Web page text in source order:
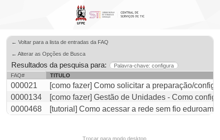
← Voltar para a lista de entradas da FAQ
← Alterar as Opções de Busca
Resultados da pesquisa para:
Palavra-chave: configura
FAQ#
TITULO
000021
[como fazer] Como solicitar a preparação/
0000134
[como fazer] Gestão de Unidades - Como
0000468
[tutorial] Como acessar a rede sem fio eduroam
Trocar para modo desktop